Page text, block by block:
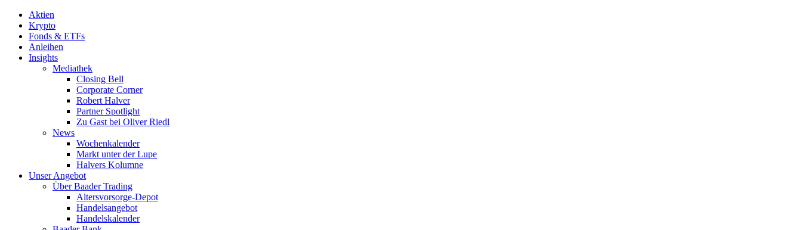
Aktien
Krypto
Fonds & ETFs
Anleihen
Insights
Mediathek
Closing Bell
Corporate Corner
Robert Halver
Partner Spotlight
Zu Gast bei Oliver Riedl
News
Wochenkalender
Markt unter der Lupe
Halvers Kolumne
Unser Angebot
Über Baader Trading
Altersvorsorge-Depot
Handelsangebot
Handelskalender